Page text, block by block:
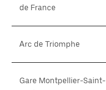
de France
Arc de Triomphe
Gare Montpellier-Saint-